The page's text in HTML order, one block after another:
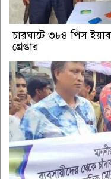
চারঘাটে ৩৮৪ পিস
গ্রেপ্তার